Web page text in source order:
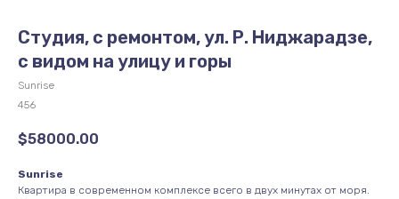
Студия, с ремонтом, ул. Р. Ниджарадзе,
с видом на улицу и горы
Sunrise
456
$58000.00
Sunrise
Квартира в современном комплексе всего в двух минутах от моря.